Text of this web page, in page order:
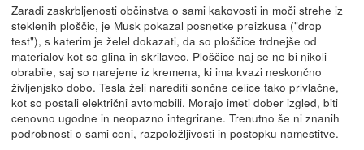
Zaradi zaskrbljenosti občinstva o sami kakovosti in moči strehe iz
steklenih ploščic, je Musk pokazal posnetke preizkusa ("drop
test"), s katerim je želel dokazati, da so ploščice trdnejše od
materialov kot so glina in skrilavec. Ploščice naj se ne bi nikoli
obrabile, saj so narejene iz kremena, ki ima kvazi neskončno
življenjsko dobo. Tesla želi narediti sončne celice tako privlačne,
kot so postali električni avtomobili. Morajo imeti dober izgled, biti
cenovno ugodne in neopazno integrirane. Trenutno še ni znanih
podrobnosti o sami ceni, razpoložljivosti in postopku namestitve.